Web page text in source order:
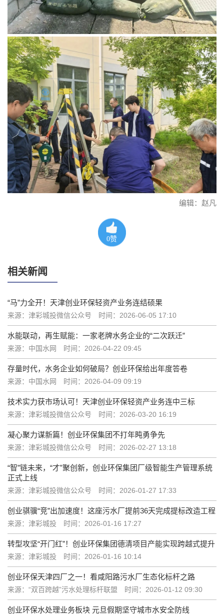
编辑：赵凡
0赞
相关新闻
“马”力全开！天津创业环保轻资产业务连结硕果
来源：津彩城投微信公众号 时间：2026-06-05 17:10
水能联动，再生赋能：一家老牌水务企业的“二次跃迁”
来源：中国水网 时间：2026-04-22 09:45
存量时代，水务企业如何破局？创业环保给出年度答卷
来源：中国水网 时间：2026-04-09 09:19
技术实力获市场认可！天津创业环保轻资产业务连中三标
来源：津彩城投微信公众号 时间：2026-03-20 16:19
凝心聚力谋新篇！创业环保集团不打年盹勇争先
来源：津彩城投微信公众号 时间：2026-02-27 13:18
“智”链未来，“才”聚创新，创业环保集团厂级智能生产管理系统
正式上线
来源：津彩城投微信公众号 时间：2026-01-27 17:33
创业骐骥“竞”出加速度！这座污水厂提前36天完成提标改造工程
来源：津彩城投 时间：2026-01-16 17:27
转型攻坚“开门红”！创业环保集团德清项目产能实现跨越式提升
来源：津彩城投 时间：2026-01-16 10:14
创业环保天津四厂之一！看咸阳路污水厂生态化标杆之路
来源：“双百跨越”污水处理标杆联盟 时间：2026-01-12 09:30
创业环保水处理业务板块 元旦假期坚守城市水安全防线